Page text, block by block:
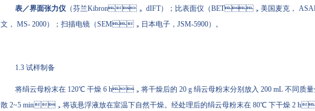
表／界面张力仪 （芬兰Kibron， dIFT）；比表面仪（BET，美国麦克，
文， MS- 2000）；扫描电镜（SEM，日本电子，JSM-5900）。
1.3 试样制备
将绢云母粉末在 120℃ 干燥 6 h，将干燥后的 20 g 绢云母粉末分别放入 200 mL 不同质量分
散 2~5 min，将该悬浮液放在室温下自然干燥。经处理后的绢云母粉末在 80℃ 下干燥 2